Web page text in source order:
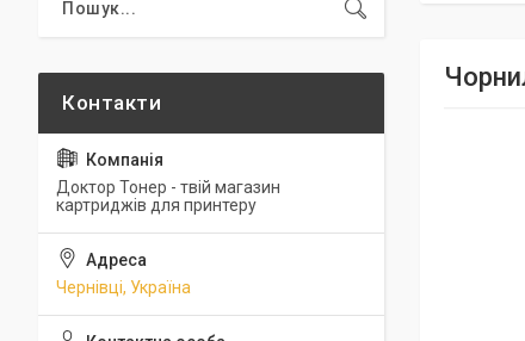
Доктор Тонер - твій магазин
картриджів для принтеру
Чернівці, Україна